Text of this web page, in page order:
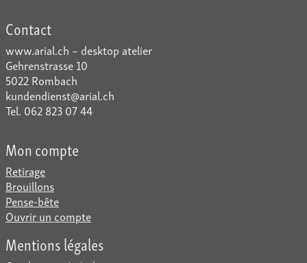
Contact
www.arial.ch – desktop atelier
Gehrenstrasse 10
5022 Rombach
kundendienst@arial.ch
Tel. 062 823 07 44
Mon compte
Retirage
Brouillons
Pense-bête
Ouvrir un compte
Mentions légales